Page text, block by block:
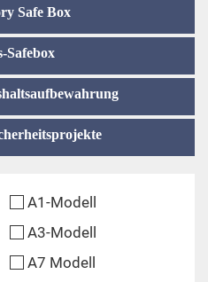
Safe Box
Safebox
A1-Modell
A3-Modell
A7 Modell